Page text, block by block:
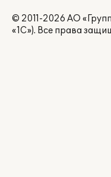
© 2011-2026 АО
«1С»). Все права